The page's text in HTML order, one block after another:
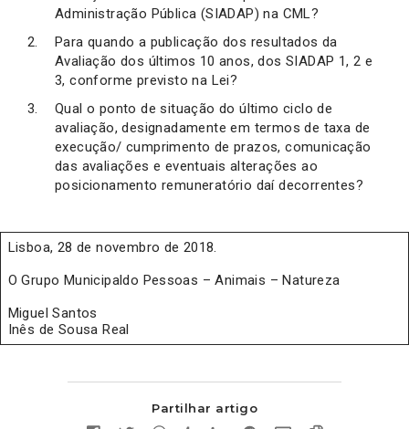
Administração Pública (SIADAP) na CML?
Para quando a publicação dos resultados da
Avaliação dos últimos 10 anos, dos SIADAP 1, 2 e
3, conforme previsto na Lei?
Qual o ponto de situação do último ciclo de
avaliação, designadamente em termos de taxa de
execução/ cumprimento de prazos, comunicação
das avaliações e eventuais alterações ao
posicionamento remuneratório daí decorrentes?
Lisboa, 28 de novembro de 2018.
O Grupo Municipaldo Pessoas – Animais – Natureza
Miguel Santos
Inês de Sousa Real
Partilhar artigo